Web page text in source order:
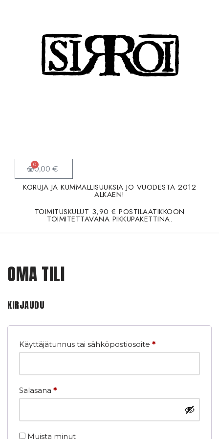
0,00 €
0
KORUJA JA KUMMALLISUUKSIA JO VUODESTA 2012
ALKAEN!
TOIMITUSKULUT 3,90 € POSTILAATIKKOON
TOIMITETTAVANA PIKKUPAKETTINA.
OMA TILI
KIRJAUDU
Käyttäjätunnus tai sähköpostiosoite *
Salasana *
Muista minut